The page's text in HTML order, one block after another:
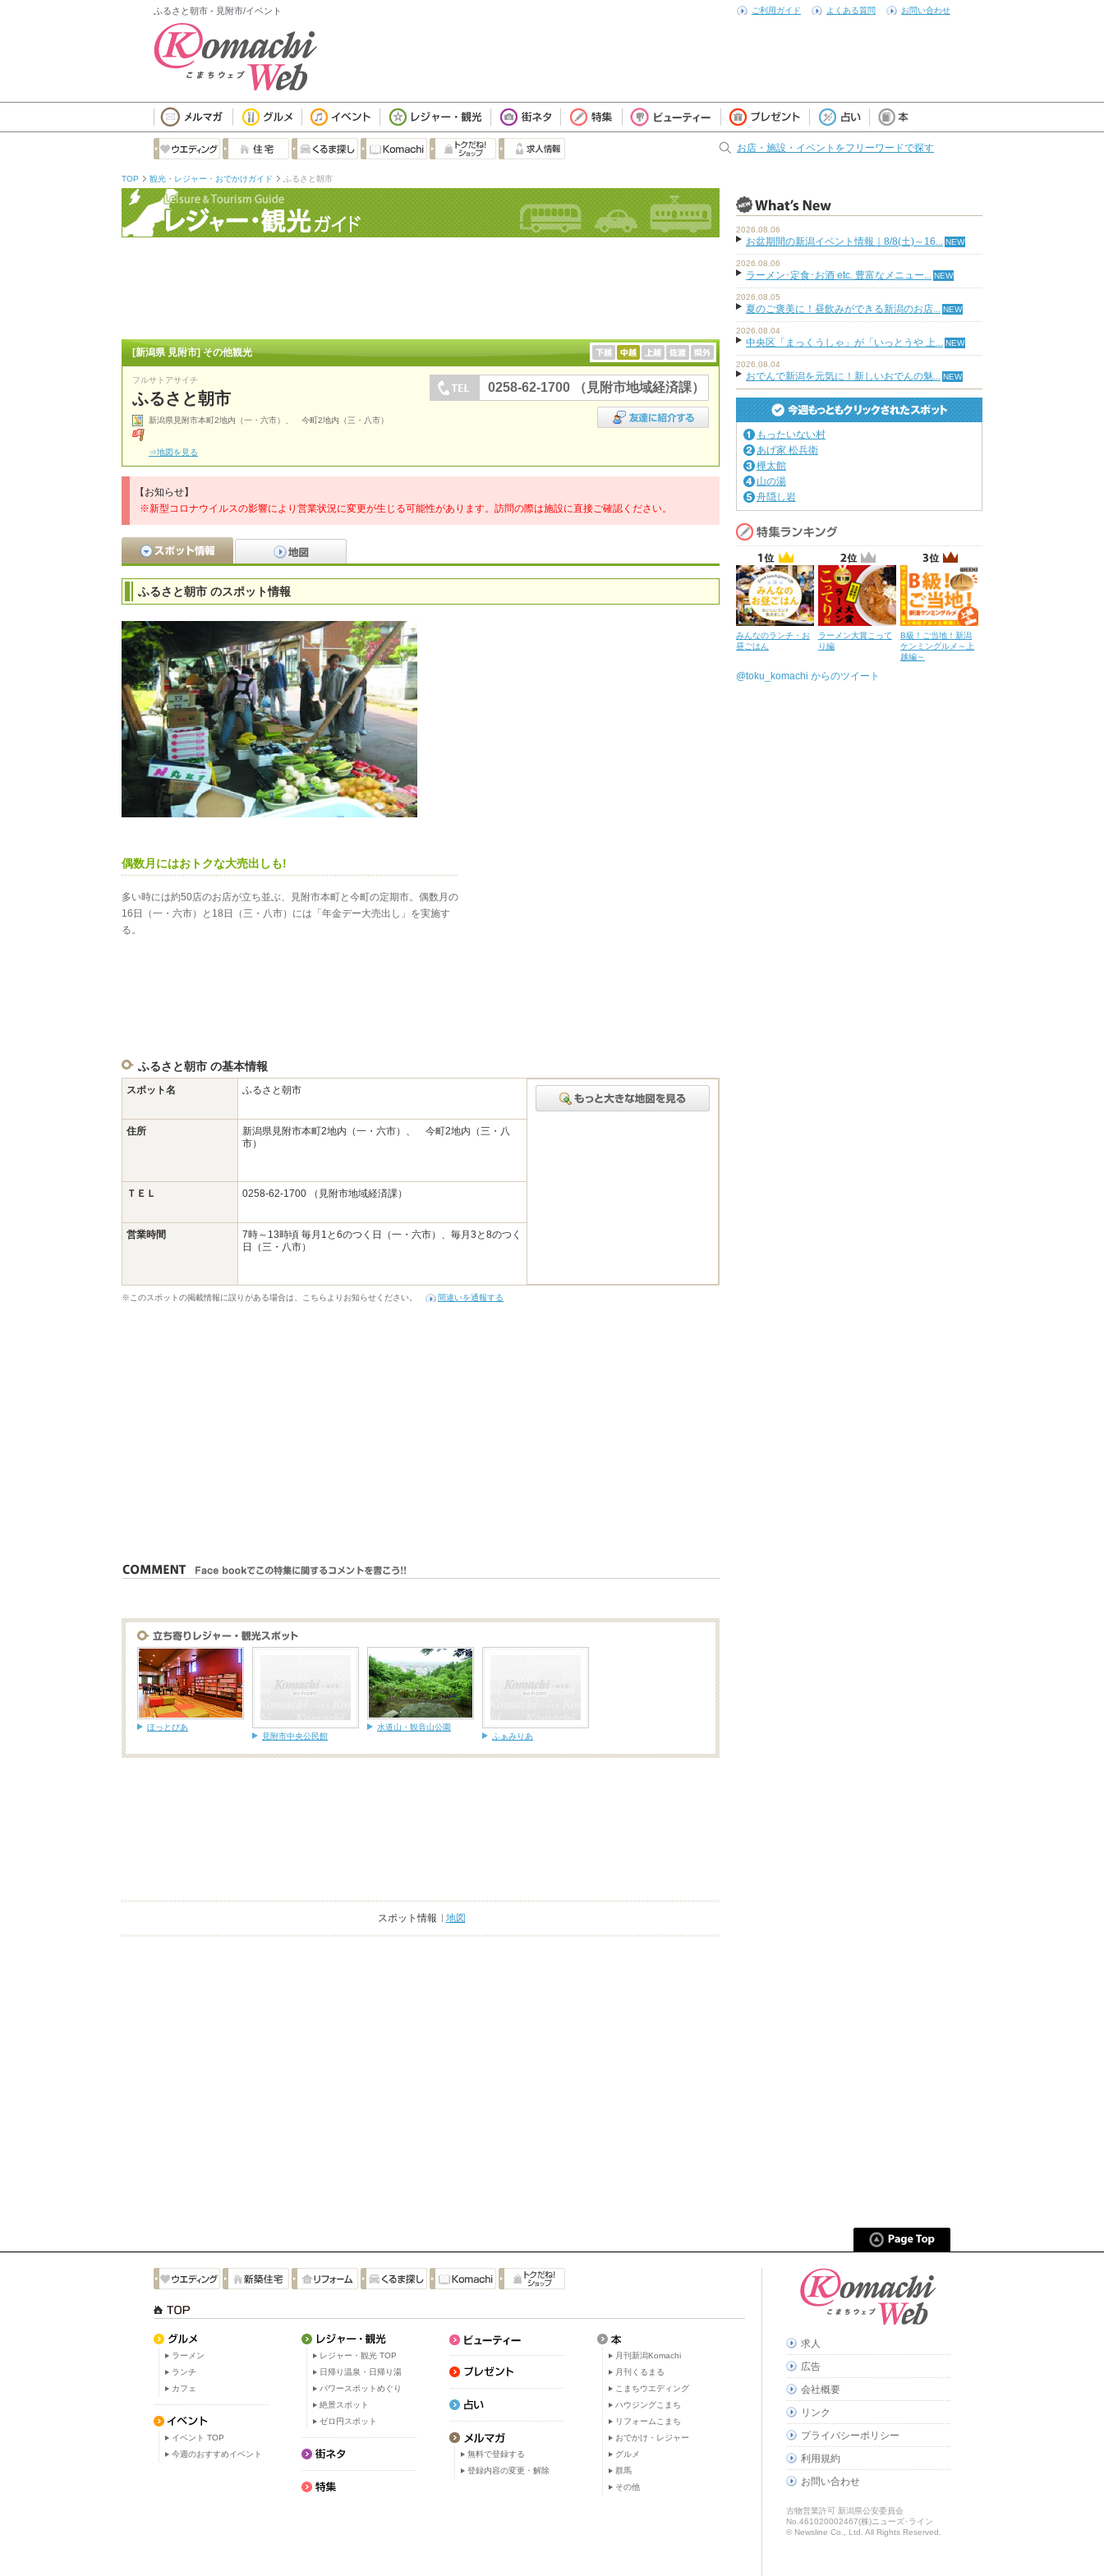
ふるさと朝市 - 見附市/イベント ご利用ガイド よくある質問 お問い合わせ
お店・施設・イベントをフリーワードで探す
TOP 観光・レジャー・おでかけガイド ふるさと朝市
[新潟県 見附市] その他観光
フルサトアサイチ
ふるさと朝市
新潟県見附市本町2地内（一・六市）、 今町2地内（三・八市）
⇒地図を見る
0258-62-1700 （見附市地域経済課）
【お知らせ】
※新型コロナウイルスの影響により営業状況に変更が生じる可能性があります。訪問の際は施設に直接ご確認ください。
ふるさと朝市 のスポット情報
偶数月にはおトクな大売出しも!
多い時には約50店のお店が立ち並ぶ、見附市本町と今町の定期市。偶数月の
16日（一・六市）と18日（三・八市）には「年金デー大売出し」を実施す
る。
ふるさと朝市 の基本情報
スポット名 ふるさと朝市
住所
新潟県見附市本町2地内（一・六市）、 今町2地内（三・八
市）
ＴＥＬ 0258-62-1700 （見附市地域経済課）
営業時間
7時～13時頃 毎月1と6のつく日（一・六市）、毎月3と8のつく
日（三・八市）
※このスポットの掲載情報に誤りがある場合は、こちらよりお知らせください。 間違いを通報する
ほっとぴあ
見附市中央公民館
水道山・観音山公園
ふぁみりあ
スポット情報 地図
2026.08.06
お盆期間の新潟イベント情報｜8/8(土)～16...
2026.08.06
ラーメン･定食･お酒 etc. 豊富なメニュー...
2026.08.05
夏のご褒美に！昼飲みができる新潟のお店...
2026.08.04
中央区「まっくうしゃ」が「いっとうや 上...
2026.08.04
おでんで新潟を元気に！新しいおでんの魅...
もったいない村
あげ家 松兵衛
樺太館
山の湯
舟隠し岩
みんなのランチ・お
昼ごはん
ラーメン大賞こって
り編
B級！ご当地！新潟
ケンミングルメ～上
越編～
@toku_komachi からのツイート
ラーメン
ランチ
カフェ
イベント TOP
今週のおすすめイベント
レジャー・観光 TOP
日帰り温泉・日帰り湯
パワースポットめぐり
絶景スポット
ゼロ円スポット
無料で登録する
登録内容の変更・解除
月刊新潟Komachi
月刊くるまる
こまちウエディング
ハウジングこまち
リフォームこまち
おでかけ・レジャー
グルメ
群馬
その他
求人
広告
会社概要
リンク
プライバシーポリシー
利用規約
お問い合わせ
古物営業許可 新潟県公安委員会
No.461020002467(株)ニューズ･ライン
© Newsline Co., Ltd. All Rights Reserved.